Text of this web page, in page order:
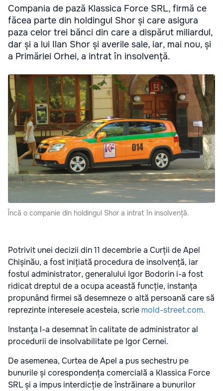
Compania de pază Klassica Force SRL, firmă ce
făcea parte din holdingul Shor și care asigura
paza celor trei bănci din care a dispărut miliardul,
dar și a lui Ilan Shor și averile sale, iar, mai nou, și
a Primăriei Orhei, a intrat în insolvență.
Încă o companie din holdingul Shor a intrat în insolvență.
Potrivit unei decizii din 11 decembrie a Curții de Apel
Chișinău, a fost inițiată procedura de insolvență, iar
fostul administrator, generalului Igor Bodorin i-a fost
ridicat dreptul de a ocupa această funcție, instanța
propunând firmei să desemneze o altă persoană care să
reprezinte interesele acesteia, scrie mold-street.com.
Instanţa l-a desemnat în calitate de administrator al
procedurii de insolvabilitate pe Igor Cernei.
De asemenea, Curtea de Apel a pus sechestru pe
bunurile și corespondența comercială a Klassica Force
SRL și a impus interdicție de înstrăinare a bunurilor